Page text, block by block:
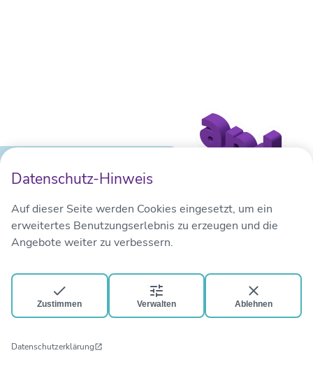
Datenschutz-Hinweis
Auf dieser Seite werden Cookies eingesetzt, um ein
erweitertes Benutzungserlebnis zu erzeugen und die
Angebote weiter zu verbessern.
Zustimmen Verwalten Ablehnen
Datenschutzerklärung
Dekanat Eins
Sie sind neugierig geworden? Dann lernen Sie uns näher
kennen. Welche Menschen gestalten die evangelische
Kirche imDekanat Cham/Sulzbach-
Themen sind gerade aktuell? Wo gibt es die nächsten